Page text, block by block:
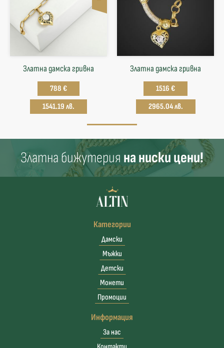
Златна дамска гривна
788 €
1541.19 лв.
Златна дамска гривна
1516 €
2965.04 лв.
Златна бижутерия на ниски цени!
Категории
Дамски
Мъжки
Детски
Монети
Промоции
Информация
За нас